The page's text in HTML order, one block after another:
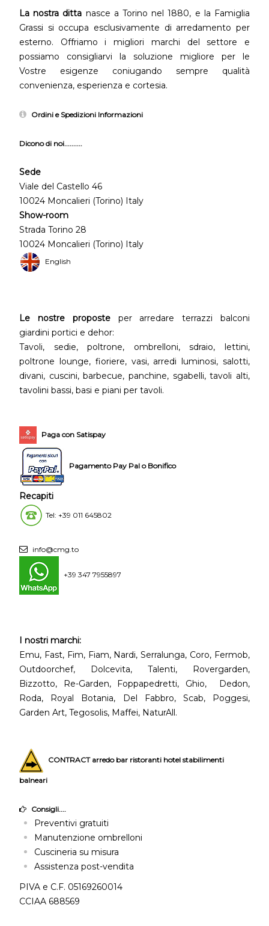
La nostra ditta nasce a Torino nel 1880, e la Famiglia
Grassi si occupa esclusivamente di arredamento per
esterno. Offriamo i migliori marchi del settore e
possiamo consigliarvi la soluzione migliore per le
Vostre esigenze coniugando sempre qualità
convenienza, esperienza e cortesia.
Ordini e Spedizioni Informazioni
Dicono di noi..........
Sede
Viale del Castello 46
10024 Moncalieri (Torino) Italy
Show-room
Strada Torino 28
10024 Moncalieri (Torino) Italy
English
Le nostre proposteper arredare terrazzi balconi
giardini portici e dehor:
Tavoli, sedie, poltrone, ombrelloni, sdraio, lettini,
poltrone lounge, fioriere, vasi, arredi luminosi, salotti,
divani, cuscini, barbecue, panchine, sgabelli, tavoli alti,
tavolini bassi, basi e piani per tavoli.
Paga con Satispay
Pagamento Pay Pal o Bonifico
Recapiti
Tel: +39 011 645802
info@cmg.to
+39 347 7955897
I nostri marchi:
Emu, Fast, Fim, Fiam, Nardi, Serralunga, Coro, Fermob,
Outdoorchef, Dolcevita, Talenti, Rovergarden,
Bizzotto, Re-Garden, Foppapedretti, Ghio, Dedon,
Roda, Royal Botania, Del Fabbro, Scab, Poggesi,
Garden Art, Tegosolis, Maffei, NaturAll.
CONTRACT arredo bar ristoranti hotel stabilimenti
balneari
Consigli....
Preventivi gratuiti
Manutenzione ombrelloni
Cuscineria su misura
Assistenza post-vendita
PIVA e C.F. 05169260014
CCIAA 688569